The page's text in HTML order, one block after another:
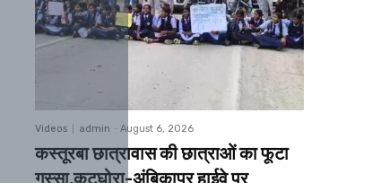
Videos admin August 6, 2026
कस्तूरबा छात्रावास की छात्राओं का फूटा
गुस्सा,कटघोरा-अंबिकापुर हाईवे पर